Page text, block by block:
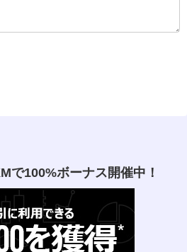
で100%ボーナス開催中！